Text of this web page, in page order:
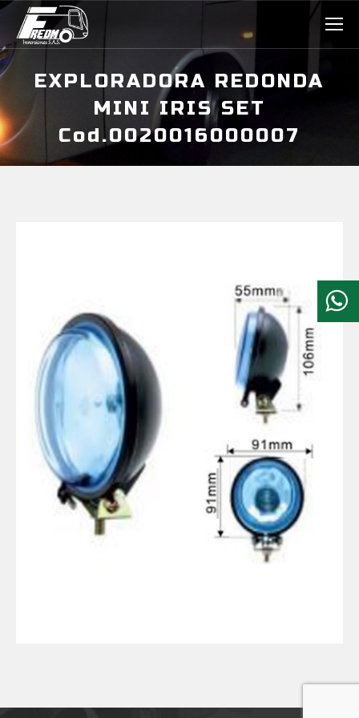
EXPLORADORA REDONDA
MINI IRIS SET
Cod.0020016000007